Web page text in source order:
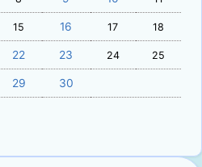
15 16 17 18
22 23 24 25
29 30